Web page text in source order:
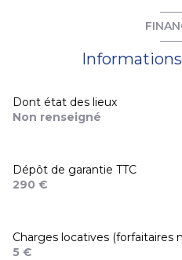
Dont état des lieux
Non renseigné
Dépôt de garantie TTC
290 €
Charges locatives (forfaitaires
5 €